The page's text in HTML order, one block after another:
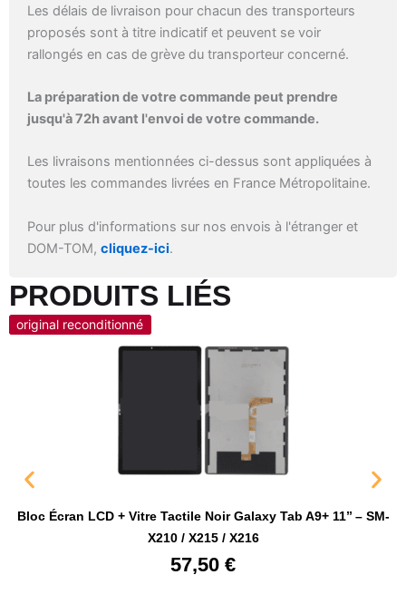
Les délais de livraison pour chacun des transporteurs
proposés sont à titre indicatif et peuvent se voir
rallongés en cas de grève du transporteur concerné.
La préparation de votre commande peut prendre
jusqu'à 72h avant l'envoi de votre commande.
Les livraisons mentionnées ci-dessus sont appliquées à
toutes les commandes livrées en France Métropolitaine.
Pour plus d'informations sur nos envois à l'étranger et
DOM-TOM, cliquez-ici.
PRODUITS LIÉS​
original reconditionné
original reconditionné
Bloc Écran LCD + Vitre Tactile Noir Galaxy Tab A9+ 11’’ – SM-
X210 / X215 / X216
57,50 €